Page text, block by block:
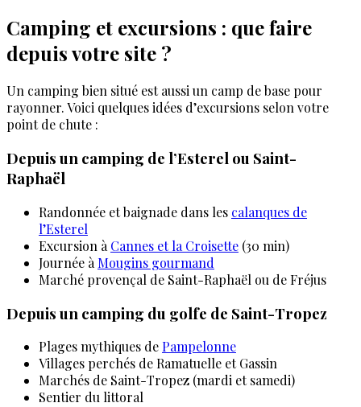
Camping et excursions : que faire
depuis votre site ?
Un camping bien situé est aussi un camp de base pour
rayonner. Voici quelques idées d’excursions selon votre
point de chute :
Depuis un camping de l’Esterel ou Saint-
Raphaël
Randonnée et baignade dans les calanques de
l’Esterel
Excursion à Cannes et la Croisette (30 min)
Journée à Mougins gourmand
Marché provençal de Saint-Raphaël ou de Fréjus
Depuis un camping du golfe de Saint-Tropez
Plages mythiques dePampelonne
Villages perchés de Ramatuelle et Gassin
Marchés de Saint-Tropez (mardi et samedi)
Sentier du littoral